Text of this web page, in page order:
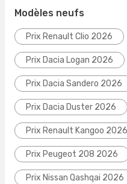
Modèles neufs
Prix Renault Clio 2026
Prix Dacia Logan 2026
Prix Dacia Sandero 2026
Prix Dacia Duster 2026
Prix Renault Kangoo 2026
Prix Peugeot 208 2026
Prix Nissan Qashqai 2026